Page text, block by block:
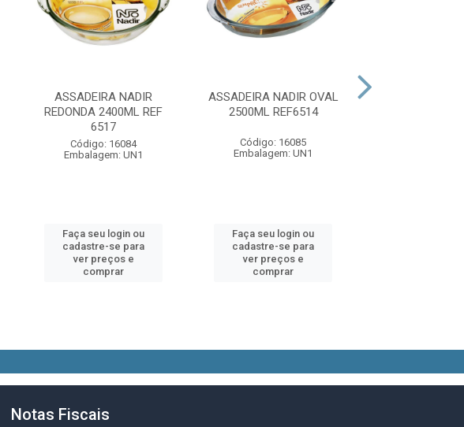
ASSADEIRA NADIR
REDONDA 2400ML REF
6517
Código: 16084
Embalagem: UN1
Faça seu login ou
cadastre-se para
ver preços e
comprar
ASSADEIRA NADIR OVAL
2500ML REF6514
Código: 16085
Embalagem: UN1
Faça seu login ou
cadastre-se para
ver preços e
comprar
Notas Fiscais